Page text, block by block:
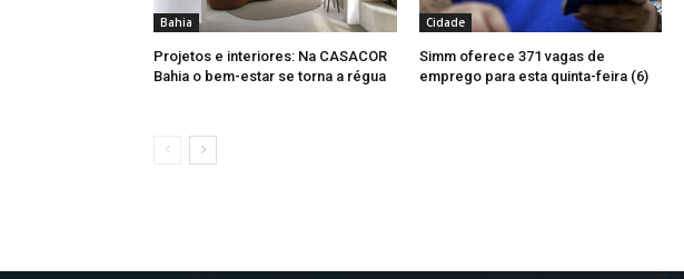
Bahia
Projetos e interiores: Na CASACOR
Bahia o bem-estar se torna a régua
Cidade
Simm oferece 371 vagas de
emprego para esta quinta-feira (6)